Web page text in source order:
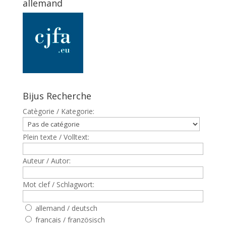
allemand
Bijus Recherche
Catègorie / Kategorie:
Plein texte / Volltext:
Auteur / Autor:
Mot clef / Schlagwort:
allemand / deutsch
francais / französisch